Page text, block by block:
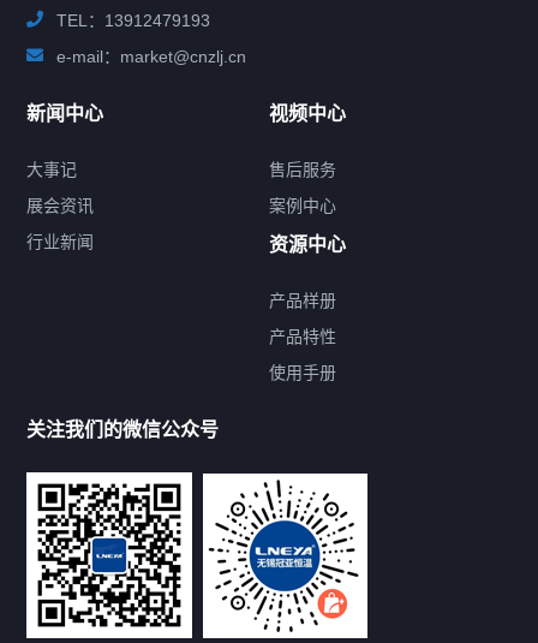
提交您的需求，免费获取产品资料
--亦可拨打我们的24小时服务咨询热线--
13912479193
TEL：13912479193
e-mail：market@cnzlj.cn
新闻中心
大事记
展会资讯
行业新闻
视频中心
售后服务
案例中心
资源中心
产品样册
产品特性
使用手册
关注我们的微信公众号